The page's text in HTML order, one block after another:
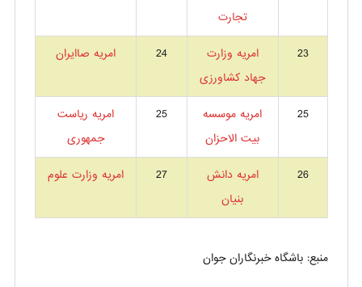
تجارت
23
امریه وزارت
جهاد کشاورزی
24 امریه صاایران
25
امریه موسسه
بیت الاحزان
25
امریه ریاست
جمهوری
26
امریه دانش
بنیان
27 امریه وزارت علوم
منبع: باشگاه خبرنگاران جوان